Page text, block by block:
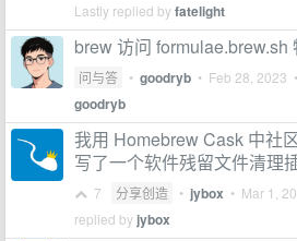
Lastly replied byfatelight
brew 访问 formulae.brew.sh
问与答 • goodryb • Feb 28, 2023
goodryb
我用 Homebrew Cask 中社
写了一个软件残留文件清理
7 分享创造 • jybox • Mar 1,
replied by jybox